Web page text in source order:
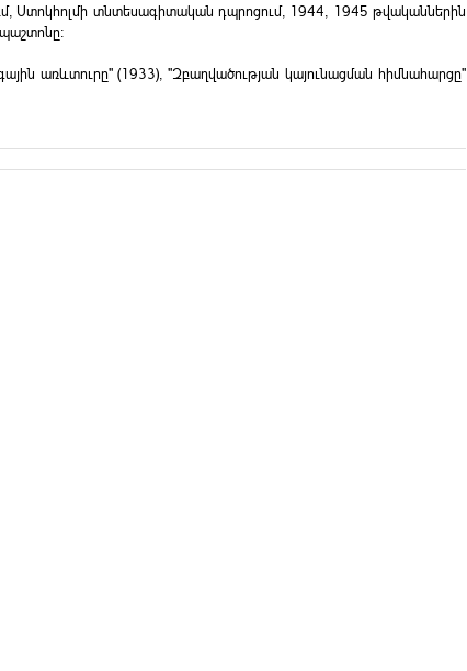
Ստոկհոլմի տնտեսագիտական դպրոցում, 1944, 1945 թվականներին
առևտուրը" (1933), "Զբաղվածության կայունացման հիմնահարցը"